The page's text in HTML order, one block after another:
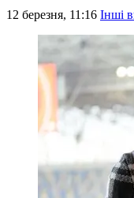
12 березня, 11:16 Інші